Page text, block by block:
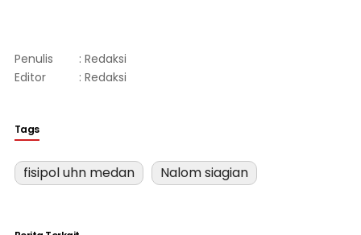
Penulis
: Redaksi
Editor
: Redaksi
Tags
fisipol uhn medan Nalom siagian